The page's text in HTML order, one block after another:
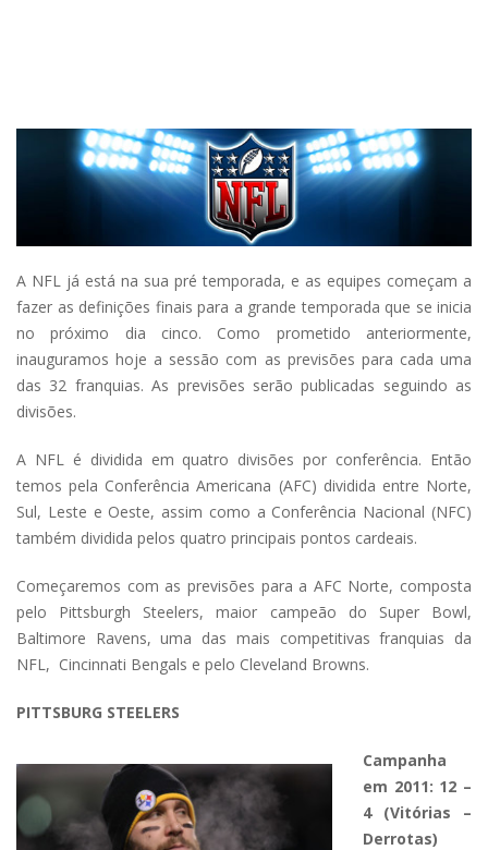
A NFL já está na sua pré temporada, e as equipes começam a
fazer as definições finais para a grande temporada que se inicia
no próximo dia cinco. Como prometido anteriormente,
inauguramos hoje a sessão com as previsões para cada uma
das 32 franquias. As previsões serão publicadas seguindo as
divisões.
A NFL é dividida em quatro divisões por conferência. Então
temos pela Conferência Americana (AFC) dividida entre Norte,
Sul, Leste e Oeste, assim como a Conferência Nacional (NFC)
também dividida pelos quatro principais pontos cardeais.
Começaremos com as previsões para a AFC Norte, composta
pelo Pittsburgh Steelers, maior campeão do Super Bowl,
Baltimore Ravens, uma das mais competitivas franquias da
NFL, Cincinnati Bengals e pelo Cleveland Browns.
PITTSBURG STEELERS
Campanha
em 2011: 12 –
4 (Vitórias –
Derrotas)